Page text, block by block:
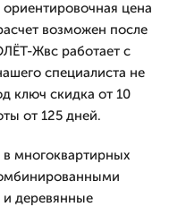
цена
возможен после
Жвс работает с
специалиста не
ключ скидка от 10
от 125 дней.
многоквартирных
и деревянные